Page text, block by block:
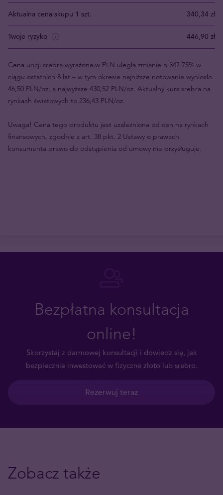
Aktualna cena skupu 1 szt. 340,34 zł
Twoje ryzyko 446,90 zł
Cena uncji srebra wyrażona w PLN uległa zmianie o 347.75% w
ciągu ostatnich 8 lat – w tym okresie najniższe notowanie wyniosło
46,50 PLN/oz, a najwyższe 430,52 PLN/oz. Aktualny kurs srebra na
rynkach światowych to 236,43 PLN/oz.
Uwaga! Cena tego produktu jest uzależniona od cen na rynkach
finansowych, zgodnie z art. 38 pkt. 2 Ustawy o prawach
konsumenta prawo do odstąpienia od umowy nie przysługuje.
Bezpłatna konsultacja
online!
Skorzystaj z darmowej konsultacji i dowiedz się, jak
bezpiecznie inwestować w fizyczne złoto lub srebro.
Rezerwuj teraz
Zobacz także